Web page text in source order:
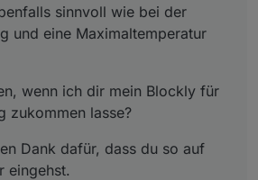
sinnvoll wie bei der
und eine Maximaltemperatur
wenn ich dir mein Blockly für
zukommen lasse?
Dank dafür, dass du so auf
eingehst.